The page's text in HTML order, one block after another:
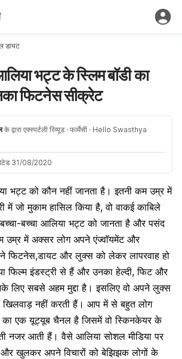
डायट
भट्ट के स्लिम बॉडी का
फिटनेस सीक्रेट
के द्वारा एक्स्पर्टली रिव्यूड · फार्मेसी · Hello Swasthya
31/08/2020
भट्ट को कौन नहीं जानता है। इतनी कम उम्र में
में जो मुकाम हासिल किया है, वो वाकई काबिले
बच्चा आलिया भट्ट को जानता है और पसंद
उम्र में अक्सर लोग अपने एंज्वॉयमेंट और
फिटनेस,डायट और लुक्स को लेकर लापरवाह हो
फिल्म इंडस्ट्री से हैं और उनका हेल्दी, फिट और
लिए सबसे अहम मुद्दा है। इसलिए वो अपने लुक्स
नहीं करती हैं। आप में से बहुत लोग
का एक यूट्यूब चैनल है जिसमें वो स्किनकेयर के
नजर आती हैं। वैसे आलिया सोशल मीडिया पर
और खुलकर अपने विचारों को बेझिझक लोगों के